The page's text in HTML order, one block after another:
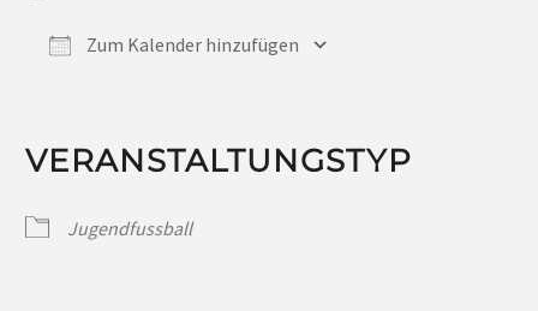
Zum Kalender hinzufügen
VERANSTALTUNGSTYP
Jugendfussball